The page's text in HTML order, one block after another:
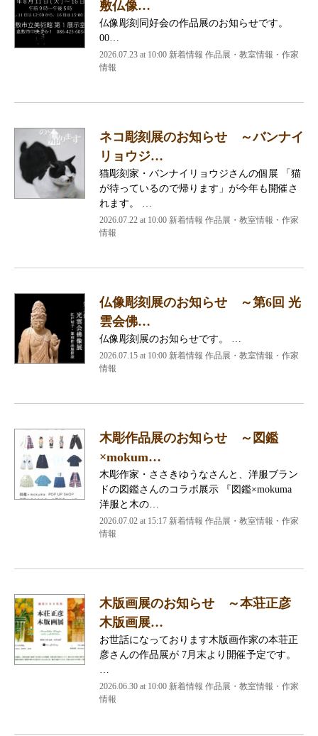
敷仏像…
仏像彫刻同好会の作品展のお知らせです。
00…
2026.07.23 at 10:00 新着情報 作品展・教室情報・作家
情報
ネコ彫刻展のお知らせ ～バンナイ
リョウジ…
猫彫刻家・バンナイリョウジさんの個展 「猫
が待っているので帰ります」が今年も開催さ
れます。 …
2026.07.22 at 10:00 新着情報 作品展・教室情報・作家
情報
仏像彫刻展のお知らせ ～第6回 光
雲会佛…
仏像彫刻展のお知らせです。 …
2026.07.15 at 10:00 新着情報 作品展・教室情報・作家
情報
木彫作品展のお知らせ ～図鑑
×mokum…
木彫作家・ささきゆうなさんと、洋服ブラン
ドの図鑑さんのコラボ展示 『図鑑×mokuma
洋服と木の…
2026.07.02 at 15:17 新着情報 作品展・教室情報・作家
情報
木版画展のお知らせ ～本荘正彦
木版画展…
お世話になっております木版画作家の本荘正
彦さんの作品展が 7月末より開催予定です。
2026.06.30 at 10:00 新着情報 作品展・教室情報・作家
情報